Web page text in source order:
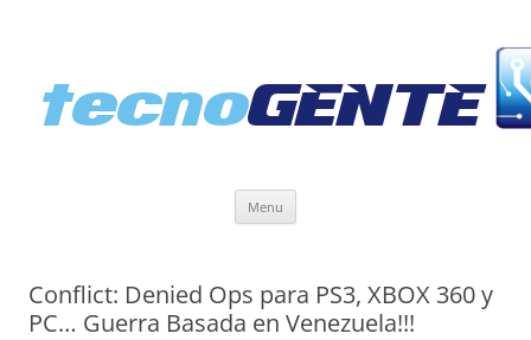
Menu
Conflict: Denied Ops para PS3, XBOX 360 y
PC… Guerra Basada en Venezuela!!!